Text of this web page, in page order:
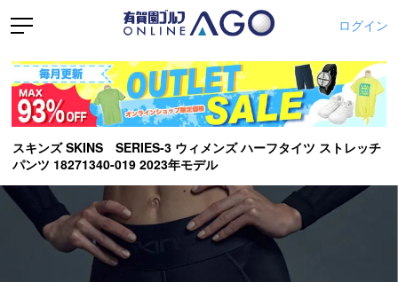
ログイン
スキンズ SKINS SERIES-3 ウィメンズ ハーフタイツ ストレッチ
パンツ 18271340-019 2023年モデル